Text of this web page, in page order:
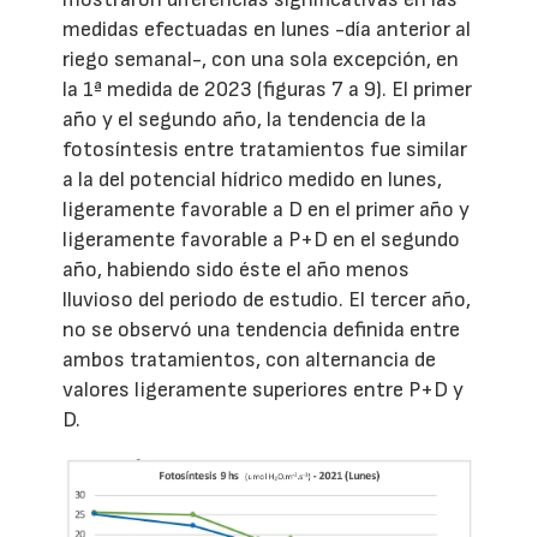
medidas efectuadas en lunes -día anterior al
riego semanal-, con una sola excepción, en
la 1ª medida de 2023 (figuras 7 a 9). El primer
año y el segundo año, la tendencia de la
fotosíntesis entre tratamientos fue similar
a la del potencial hídrico medido en lunes,
ligeramente favorable a D en el primer año y
ligeramente favorable a P+D en el segundo
año, habiendo sido éste el año menos
lluvioso del periodo de estudio. El tercer año,
no se observó una tendencia definida entre
ambos tratamientos, con alternancia de
valores ligeramente superiores entre P+D y
D.